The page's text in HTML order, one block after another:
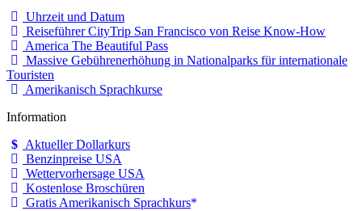
Uhrzeit und Datum
Reiseführer CityTrip San Francisco von Reise Know-How
America The Beautiful Pass
Massive Gebührenerhöhung in Nationalparks für internationale
Touristen
Amerikanisch Sprachkurse
Information
Aktueller Dollarkurs
Benzinpreise USA
Wettervorhersage USA
Kostenlose Broschüren
Gratis Amerikanisch Sprachkurs